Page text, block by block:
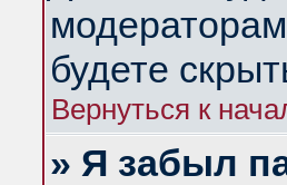
будете
Вернуться к
» Я забыл